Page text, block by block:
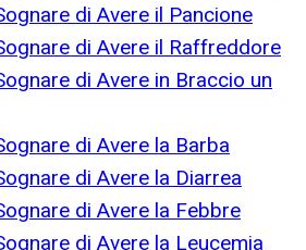
di Avere il Pancione
di Avere il Raffreddore
di Avere in Braccio un
di Avere la Barba
di Avere la Diarrea
di Avere la Febbre
di Avere la Leucemia